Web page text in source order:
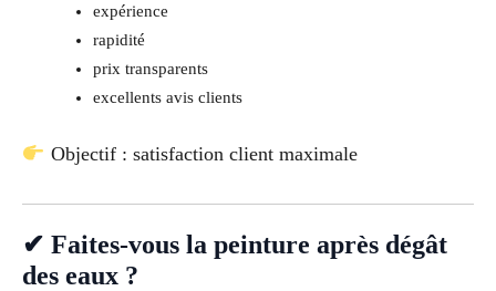
expérience
rapidité
prix transparents
excellents avis clients
Objectif : satisfaction client maximale
✔ Faites-vous la peinture après dégât
des eaux ?